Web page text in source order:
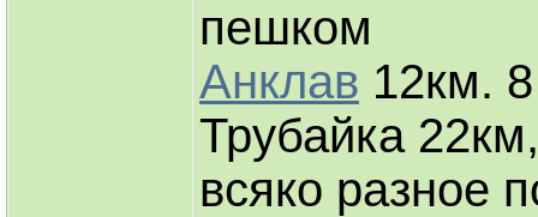
пешком
Анклав 12км.
Трубайка
всяко разное